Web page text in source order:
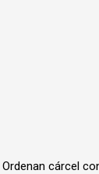
Ordenan cárcel